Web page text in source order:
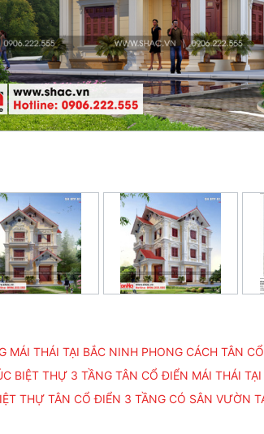
MÁI THÁI TẠI BẮC NINH PHONG CÁCH TÂN
BIỆT THỰ 3 TẦNG TÂN CỔ ĐIỂN MÁI THÁI
THỰ TÂN CỔ ĐIỂN 3 TẦNG CÓ SÂN VƯỜN